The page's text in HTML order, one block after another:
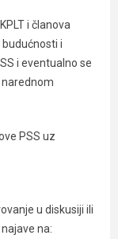
i članova
i
i eventualno se
PSS uz
u diskusiji ili
na: